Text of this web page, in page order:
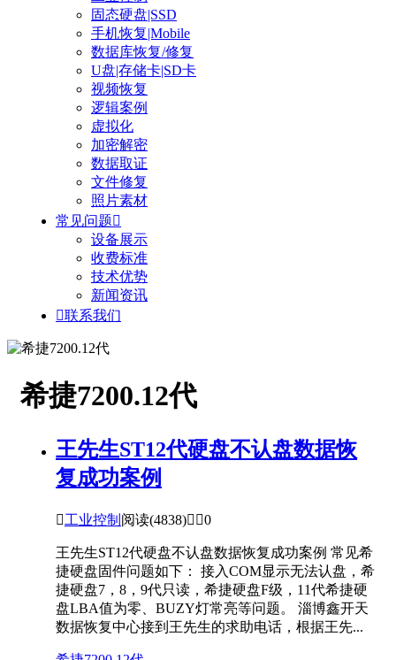
固态硬盘|SSD
手机恢复|Mobile
数据库恢复/修复
U盘|存储卡|SD卡
视频恢复
逻辑案例
虚拟化
加密解密
数据取证
文件修复
照片素材
常见问题
设备展示
收费标准
技术优势
新闻资讯
联系我们
希捷7200.12代
王先生ST12代硬盘不认盘数据恢
复成功案例
工业控制 阅读(4838) 0
王先生ST12代硬盘不认盘数据恢复成功案例 常见希
捷硬盘固件问题如下： 接入COM显示无法认盘，希
捷硬盘7，8，9代只读，希捷硬盘F级，11代希捷硬
盘LBA值为零、BUZY灯常亮等问题。 淄博鑫开天
数据恢复中心接到王先生的求助电话，根据王先...